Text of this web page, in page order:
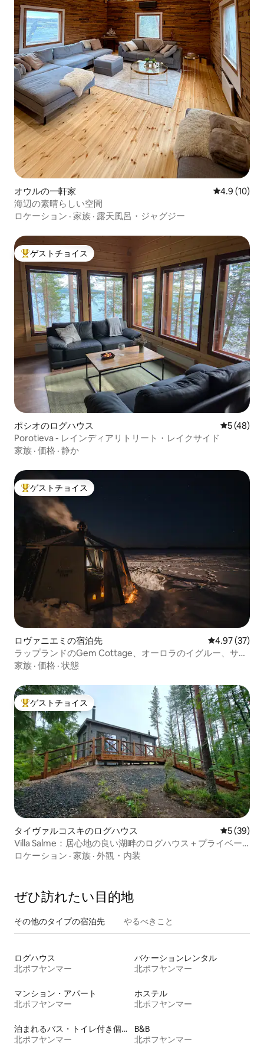
オウルの一軒家 レビュー10
4.9 (10)
海辺の素晴らしい空間
ロケーション · 家族 · 露天風呂・ジャグジー
大好評のゲストチョイスです。
ゲストチョイス
ポシオのログハウス レビュー
5 (48)
Porotieva - レインディアリトリート・レイクサイド
家族 · 価格 · 静か
大好評のゲストチョイスです。
ゲストチョイス
ロヴァニエミの宿泊先 レビュー37
4.97 (37)
ラップランドのGem Cottage、オーロラのイグルー、サウ
ナ
家族 · 価格 · 状態
大好評のゲストチョイスです。
ゲストチョイス
タイヴァルコスキのログハウス レビュー
5 (39)
Villa Salme：居心地の良い湖畔のログハウス＋プライベー
トビーチ
ロケーション · 家族 · 外観・内装
ぜひ訪⁠れ⁠た⁠い目⁠的⁠地
その他のタ⁠イ⁠プ⁠の宿⁠泊⁠先 やるべきこと
ログハウス
北ポフヤンマー
バケーションレンタル
北ポフヤンマー
マンション・アパート
北ポフヤンマー
ホステル
北ポフヤンマー
泊まれるバス・トイレ付き個室
北ポフヤンマー
B&B
北ポフヤンマー